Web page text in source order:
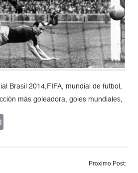
Brasil 2014,FIFA, mundial de futbol,
más goleadora, goles mundiales,
Proximo Post: